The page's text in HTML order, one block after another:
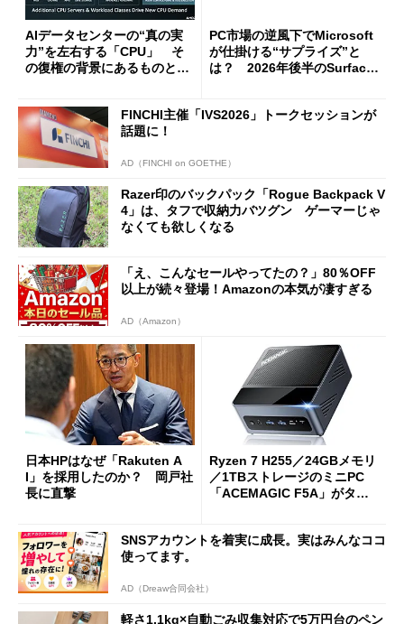
AIデータセンターの“真の実
力”を左右する「CPU」 そ
の復権の背景にあるものと
PC市場の逆風下でMicrosoft
が仕掛ける“サプライズ”と
は？ 2026年後半のSurface
FINCHI主催「IVS2026」トークセッションが
話題に！
AD（FINCHI on GOETHE）
Razer印のバックパック「Rogue Backpack V
4」は、タフで収納力バツグン ゲーマーじゃ
なくても欲しくなる
「え、こんなセールやってたの？」80％OFF
以上が続々登場！Amazonの本気が凄すぎる
AD（Amazon）
日本HPはなぜ「Rakuten A
I」を採用したのか？ 岡戸社
長に直撃
Ryzen 7 H255／24GBメモリ
／1TBストレージのミニPC
「ACEMAGIC F5A」がタイ
SNSアカウントを着実に成長。実はみんなココ
使ってます。
AD（Dreaw合同会社）
軽さ1.1kg×自動ごみ収集対応で5万円台のペン